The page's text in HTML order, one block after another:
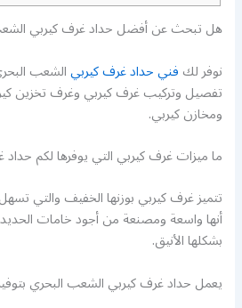
هل تبحث عن أفضل حداد غرف كيربي
نوفر لكفني حداد غرف كيربيالشعب
تفصيل وتركيب غرف كيربي وغرف تخزين
ومخازن كيربي.
ما ميزات غرف كيربي التي يوفرها لكم
تتميز غرف كيربي بوزنها الخفيف والتي
أنها واسعة ومصنعة من أجود خامات الحديد
بشكلها الأنيق.
يعمل حداد غرف كيربي الشعب البحري